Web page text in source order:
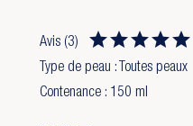
Avis (3)
Type de peau : Toutes peaux
Contenance : 150 ml